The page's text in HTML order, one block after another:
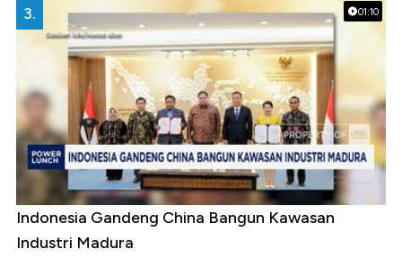
01:10
3.
Indonesia Gandeng China Bangun Kawasan
Industri Madura